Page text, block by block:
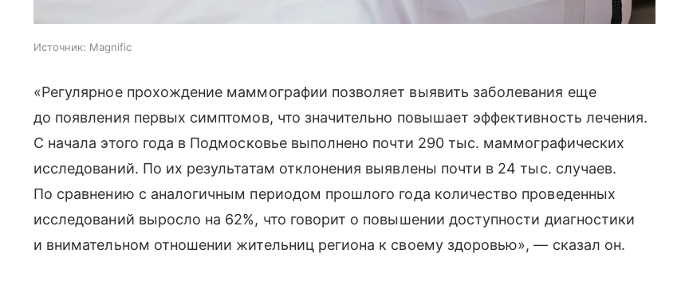
Источник: Magnific
«Регулярное прохождение маммографии позволяет выявить заболевания еще
до появления первых симптомов, что значительно повышает эффективность лечения.
С начала этого года в Подмосковье выполнено почти 290 тыс. маммографических
исследований. По их результатам отклонения выявлены почти в 24 тыс. случаев.
По сравнению с аналогичным периодом прошлого года количество проведенных
исследований выросло на 62%, что говорит о повышении доступности диагностики
и внимательном отношении жительниц региона к своему здоровью», — сказал он.